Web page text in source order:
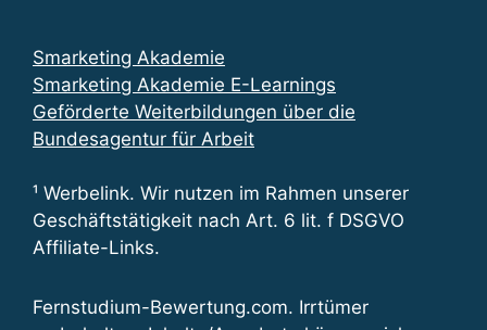
Smarketing Akademie
Smarketing Akademie E-Learnings
Geförderte Weiterbildungen über die
Bundesagentur für Arbeit
¹ Werbelink. Wir nutzen im Rahmen unserer
Geschäftstätigkeit nach Art. 6 lit. f DSGVO
Affiliate-Links.
Fernstudium-Bewertung.com. Irrtümer